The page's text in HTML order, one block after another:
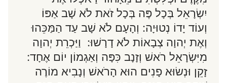
יִשְׂרָאֵל בְּכָל פֶּה בְּכָל זֹאת לֹא שָׁב אַפּוֹ
וְעוֹד יָדוֹ נְטוּיָה: וְהָעָם לֹא שָׁב עַד הַמַּכֵּהוּ
וְאֶת יְהוָה צְבָאוֹת לֹא דָרָשׁוּ: וַיַּכְרֵת יְהוָה
מִיִּשְׂרָאֵל רֹאשׁ וְזָנָב כִּפָּה וְאַגְמוֹן יוֹם אֶחָד:
זָקֵן וּנְשׂוּא פָנִים הוּא הָרֹאשׁ וְנָבִיא מוֹרֶה